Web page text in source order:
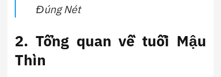
Đúng Nét
2. Tổng quan về tuổi Mậu
Thìn